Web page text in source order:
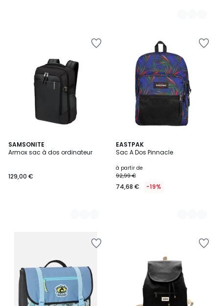
SAMSONITE
Armox sac à dos ordinateur
129,00 €
2
Couleurs
EASTPAK
Sac A Dos Pinnacle
à partir de
92,99 €
74,68 € -19%
7
Couleurs